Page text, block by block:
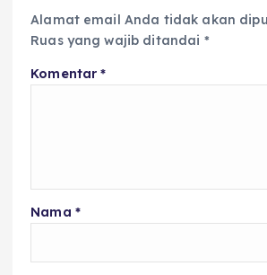
Alamat email Anda tidak akan
Ruas yang wajib ditandai *
Komentar*
Nama *